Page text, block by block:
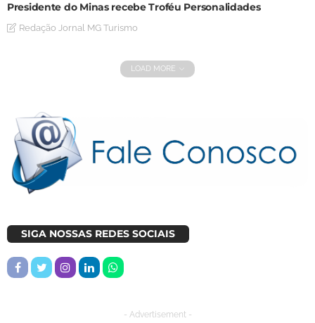
Presidente do Minas recebe Troféu Personalidades
Redação Jornal MG Turismo
LOAD MORE
SIGA NOSSAS REDES SOCIAIS
- Advertisement -